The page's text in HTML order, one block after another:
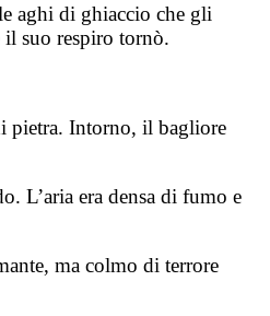
aghi di ghiaccio che gli
suo respiro tornò.
pietra. Intorno, il bagliore
L’aria era densa di fumo e
ma colmo di terrore